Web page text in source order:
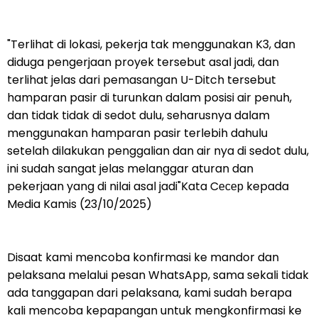
"Terlihat di lokasi, pekerja tak menggunakan K3, dan
diduga pengerjaan proyek tersebut asal jadi, dan
terlihat jelas dari pemasangan U-Ditch tersebut
hamparan pasir di turunkan dalam posisi air penuh,
dan tidak tidak di sedot dulu, seharusnya dalam
menggunakan hamparan pasir terlebih dahulu
setelah dilakukan penggalian dan air nya di sedot dulu,
ini sudah sangat jelas melanggar aturan dan
pekerjaan yang di nilai asal jadi"Kata Cесер kepada
Media Kamis (23/10/2025)
Disaat kami mencoba konfirmasi ke mandor dan
pelaksana melalui pesan WhatsApp, sama sekali tidak
ada tanggapan dari pelaksana, kami sudah berapa
kali mencoba kepapangan untuk mengkonfirmasi ke